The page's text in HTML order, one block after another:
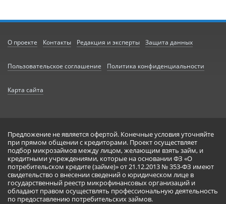
О проекте Контакты Редакция и эксперты Защита данных
Пользовательское соглашение Политика конфиденциальности
Карта сайта
Предложение не является офертой. Конечные условия уточняйте
при прямом общении с кредиторами. Проект осуществляет
подбор микрозаймов между лицом, желающим взять займ, и
кредитными учреждениями, которые на основании ФЗ «О
потребительском кредите (займе)» от 21.12.2013 № 353-ФЗ имеют
свидетельство о внесении сведений о юридическом лице в
государственный реестр микрофинансовых организаций и
обладают правом осуществлять профессиональную деятельность
по предоставлению потребительских займов.